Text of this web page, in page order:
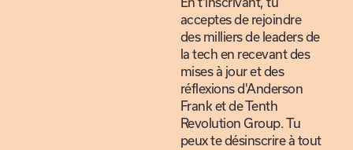
acceptes de rejoindre
des milliers de leaders de
la tech en recevant des
mises à jour et des
réflexions d'Anderson
Frank et de Tenth
Revolution Group. Tu
peux te désinscrire à tout